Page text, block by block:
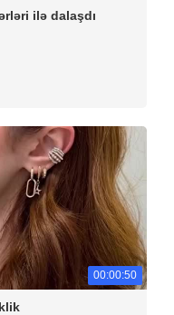
ilə dalaşdı
00:00:50